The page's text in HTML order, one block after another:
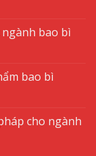
bao bì
bao bì
cho ngành